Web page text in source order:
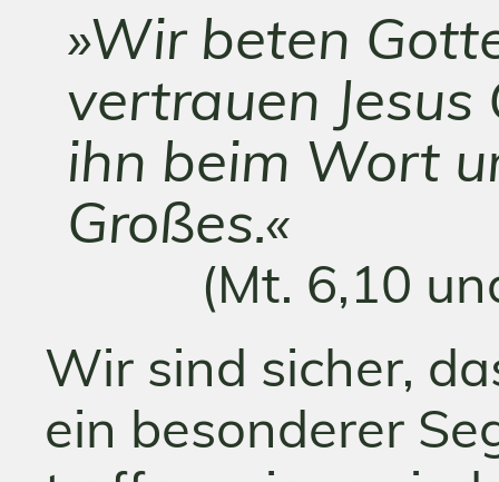
»Wir beten
vertrauen
ihn beim Wort
Großes.«
(Mt. 6,10
Wir sind sicher,
ein besonderer